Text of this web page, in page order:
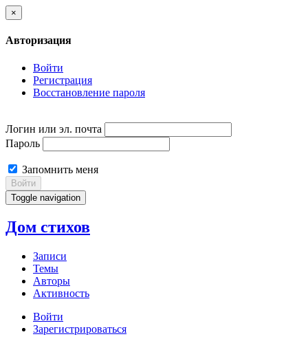
×
Авторизация
Войти
Регистрация
Восстановление пароля
Логин или эл. почта
Пароль
Запомнить меня
Войти
Toggle navigation
Дом стихов
Записи
Темы
Авторы
Активность
Войти
Зарегистрироваться